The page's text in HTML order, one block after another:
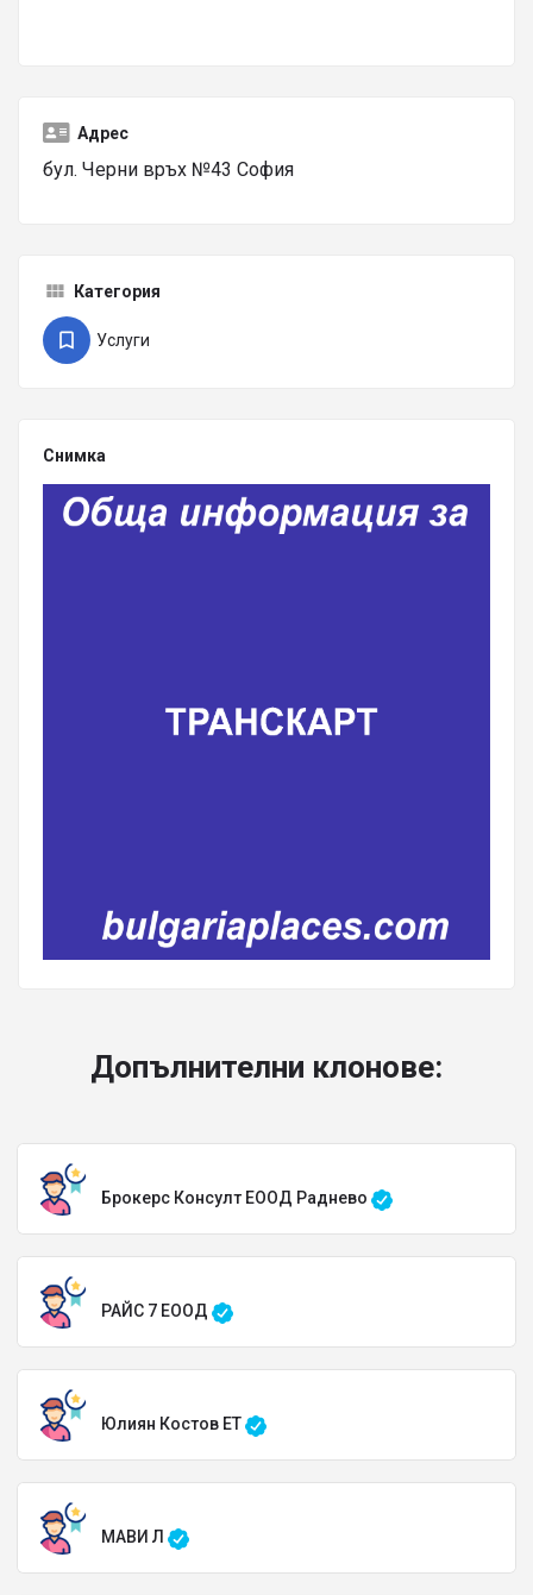
Адрес
бул. Черни връх №43 София
Категория
Услуги
Снимка
Допълнителни клонове:
Брокерс Консулт ЕООД Раднево
РАЙС 7 ЕООД
Юлиян Костов ЕТ
МАВИ Л